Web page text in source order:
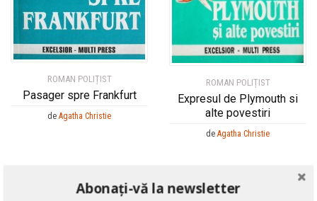
ROMAN POLIȚIST
Pasager spre Frankfurt
de Agatha Christie
ROMAN POLIȚIST
Expresul de Plymouth si
alte povestiri
de Agatha Christie
Abonați-vă la newsletter